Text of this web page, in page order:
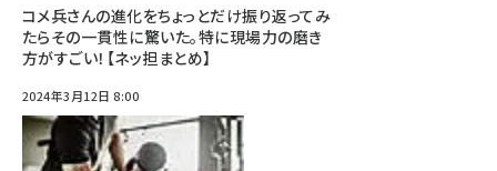
コメ兵さんの進化をちょっとだけ振り返ってみ
たらその一貫性に驚いた。特に現場力の磨き
方がすごい！【ネッ担まとめ】
2024年3月12日 8:00